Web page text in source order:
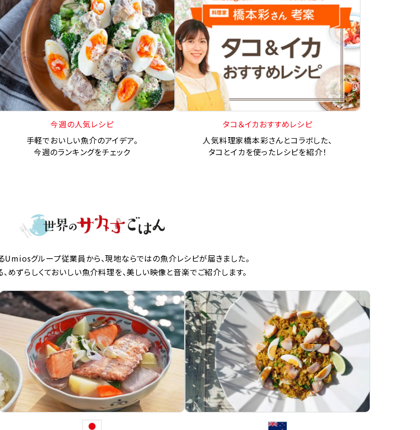
今週の人気レシピ
手軽でおいしい魚介のアイデア。
今週のランキングをチェック
タコ＆イカおすすめレシピ
人気料理家橋本彩さんとコラボした、
タコとイカを使ったレシピを紹介！
グループ従業員から、現地ならではの魚介レシピが届きました。
めずらしくておいしい魚介料理を、美しい映像と音楽でご紹介します。